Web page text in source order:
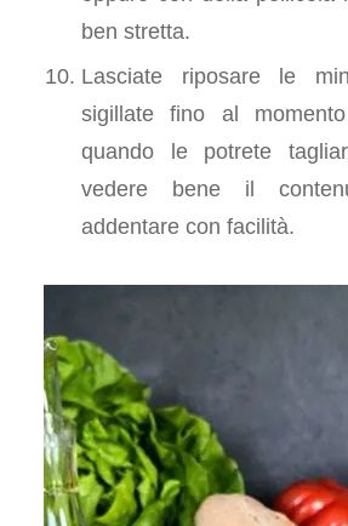
ben stretta.
Lasciate riposare le
sigillate fino al
quando le potrete
vedere bene il
addentare con facilità.